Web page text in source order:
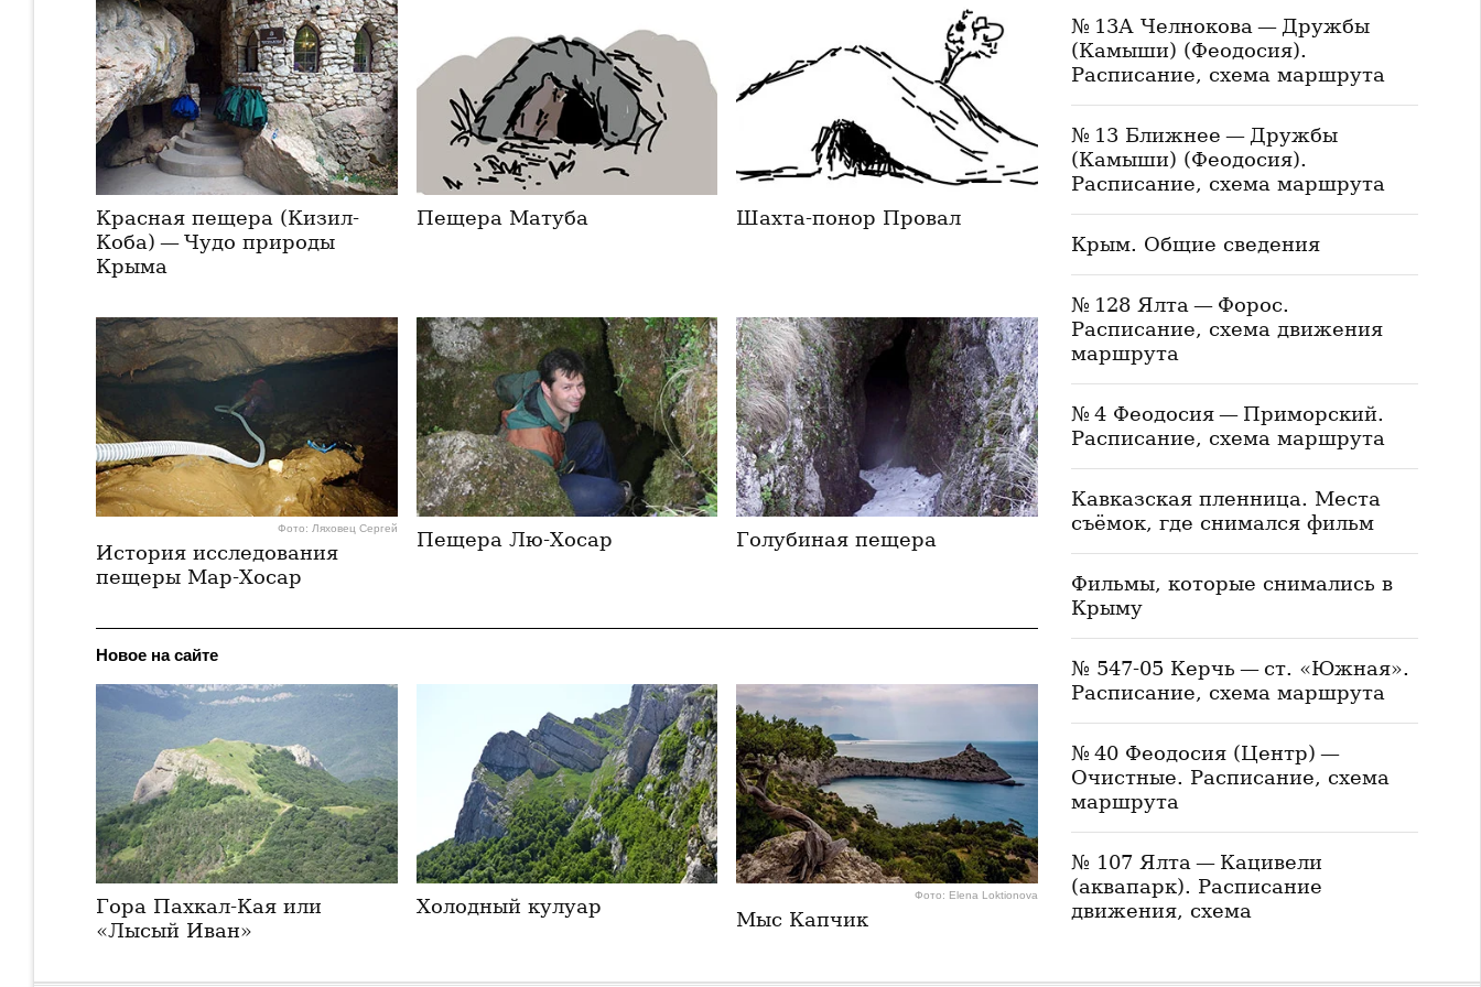
Красная пещера (Кизил-
Коба) — Чудо природы
Крыма
Пещера Матуба Шахта-понор Провал
Фото: Ляховец Сергей
История исследования
пещеры Мар-Хосар
Пещера Лю-Хосар Голубиная пещера
Новое на сайте
Гора Пахкал-Кая или
«Лысый Иван»
Холодный кулуар Фото: Elena Loktionova
Мыс Капчик
№ 13А Челнокова — Дружбы
(Камыши) (Феодосия).
Расписание, схема маршрута
№ 13 Ближнее — Дружбы
(Камыши) (Феодосия).
Расписание, схема маршрута
Крым. Общие сведения
№ 128 Ялта — Форос.
Расписание, схема движения
маршрута
№ 4 Феодосия — Приморский.
Расписание, схема маршрута
Кавказская пленница. Места
съёмок, где снимался фильм
Фильмы, которые снимались в
Крыму
№ 547-05 Керчь — ст. «Южная».
Расписание, схема маршрута
№ 40 Феодосия (Центр) —
Очистные. Расписание, схема
маршрута
№ 107 Ялта — Кацивели
(аквапарк). Расписание
движения, схема